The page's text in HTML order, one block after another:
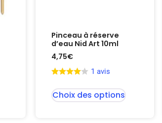
Pinceau à réserve
d’eau Nid Art 10ml
4,75€
1 avis
Choix des options